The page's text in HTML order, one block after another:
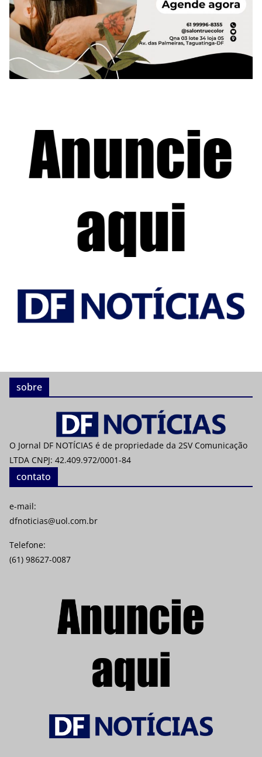
sobre
O Jornal DF NOTÍCIAS é de propriedade da 2SV Comunicação
LTDA CNPJ: 42.409.972/0001-84
contato
e-mail:
dfnoticias@uol.com.br
Telefone:
(61) 98627-0087